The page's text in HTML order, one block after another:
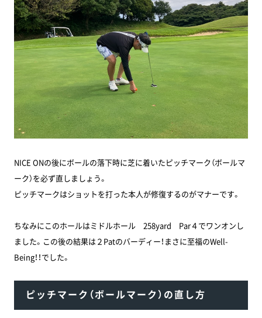
NICE ONの後にボールの落下時に芝に着いたピッチマーク（ボールマ
ーク）を必ず直しましょう。
ピッチマークはショットを打った本人が修復するのがマナーです。
ちなみにこのホールはミドルホール 258yard Par４でワンオンし
ました。この後の結果は２Patのバーディー！まさに至福のWell-
Being！！でした。
ピッチマーク（ボールマーク）の直し方